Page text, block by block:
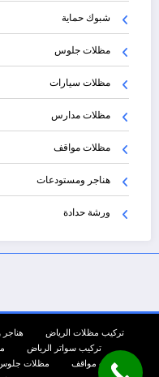
شبوك حماية
مظلات جلوس
مظلات سيارات
مظلات مدارس
مظلات مواقف
هناجر ومستودعات
ورشة حدادة
تركيب مظلات الرياض
تركيب سواتر الرياض
مظلات مواقف
مظلات